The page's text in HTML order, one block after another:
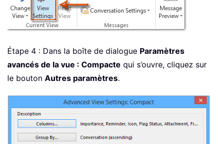
Étape 4 : Dans la boîte de dialogue Paramètres
avancés de la vue : Compacte qui s’ouvre, cliquez sur
le bouton Autres paramètres.